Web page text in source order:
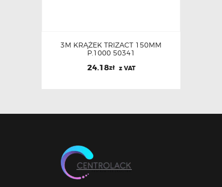
3M KRĄŻEK TRIZACT 150MM
P.1000 50341
24.18zł z VAT